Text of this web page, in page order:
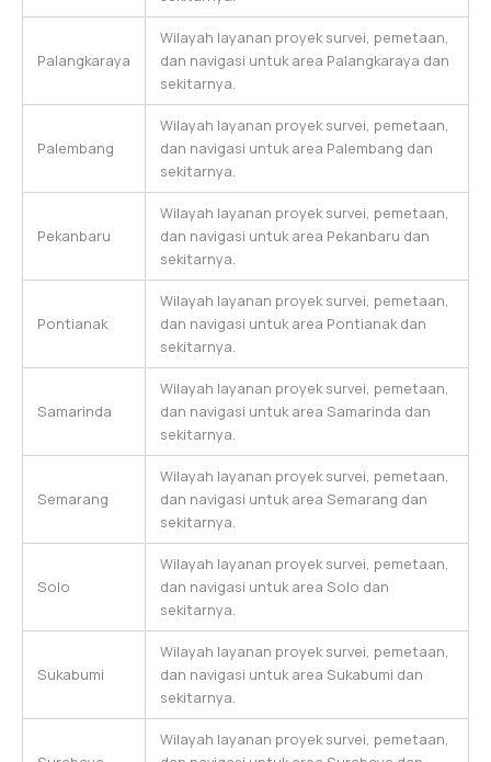
Palangkaraya
Wilayah layanan proyek survei, pemetaan,
dan navigasi untuk area Palangkaraya dan
sekitarnya.
Palembang
Wilayah layanan proyek survei, pemetaan,
dan navigasi untuk area Palembang dan
sekitarnya.
Pekanbaru
Wilayah layanan proyek survei, pemetaan,
dan navigasi untuk area Pekanbaru dan
sekitarnya.
Pontianak
Wilayah layanan proyek survei, pemetaan,
dan navigasi untuk area Pontianak dan
sekitarnya.
Samarinda
Wilayah layanan proyek survei, pemetaan,
dan navigasi untuk area Samarinda dan
sekitarnya.
Semarang
Wilayah layanan proyek survei, pemetaan,
dan navigasi untuk area Semarang dan
sekitarnya.
Solo
Wilayah layanan proyek survei, pemetaan,
dan navigasi untuk area Solo dan
sekitarnya.
Sukabumi
Wilayah layanan proyek survei, pemetaan,
dan navigasi untuk area Sukabumi dan
sekitarnya.
Wilayah layanan proyek survei, pemetaan,